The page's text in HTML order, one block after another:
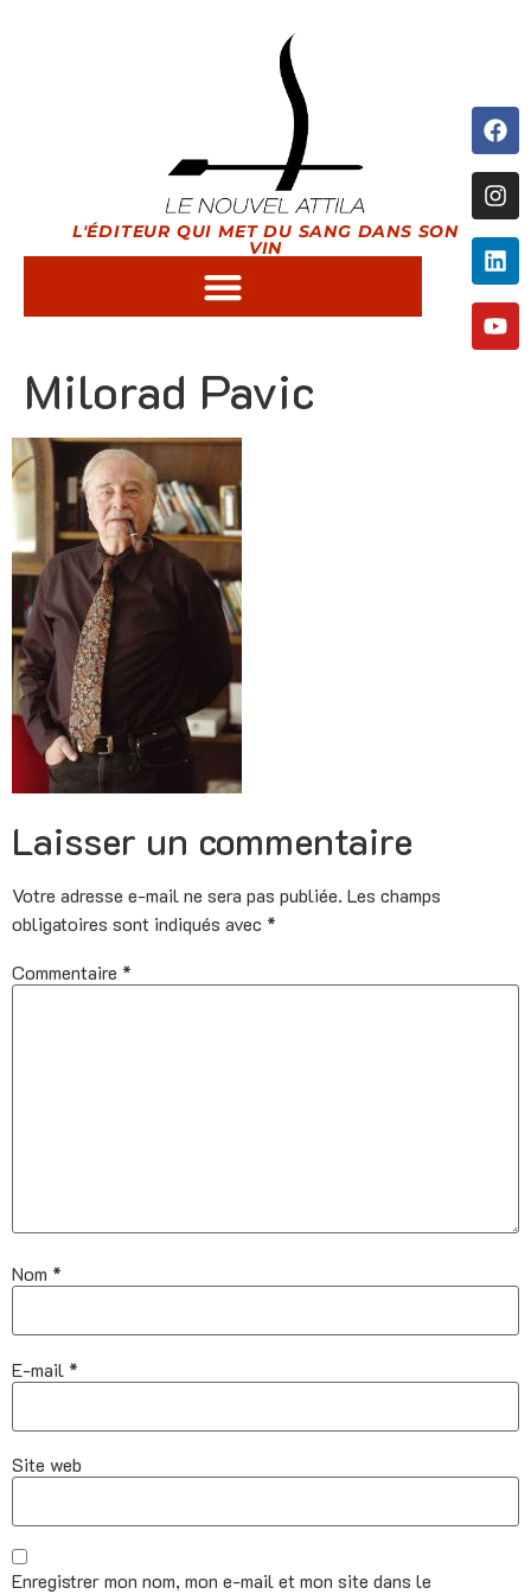
L'ÉDITEUR QUI MET DU SANG DANS SON
VIN
Milorad Pavic
Laisser un commentaire
Votre adresse e-mail ne sera pas publiée. Les champs
obligatoires sont indiqués avec *
Commentaire *
Nom *
E-mail *
Site web
Enregistrer mon nom, mon e-mail et mon site dans le